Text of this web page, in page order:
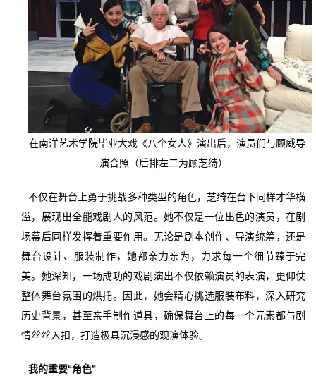
在南洋艺术学院毕业大戏《八个女人》演出后，演员们与顾威导
演合照（后排左二为顾芝绮）
不仅在舞台上勇于挑战多种类型的角色，芝绮在台下同样才华横
溢，展现出全能戏剧人的风范。她不仅是一位出色的演员，在剧
场幕后同样发挥着重要作用。无论是剧本创作、导演统筹，还是
舞台设计、服装制作，她都亲力亲为，力求每一个细节臻于完
美。她深知，一场成功的戏剧演出不仅依赖演员的表演，更仰仗
整体舞台氛围的烘托。因此，她会精心挑选服装布料，深入研究
历史背景，甚至亲手制作道具，确保舞台上的每一个元素都与剧
情丝丝入扣，打造极具沉浸感的观演体验。
我的重要“角色”